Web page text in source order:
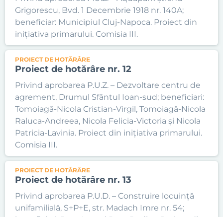
Grigorescu, Bvd. 1 Decembrie 1918 nr. 140A;
beneficiar: Municipiul Cluj-Napoca. Proiect din
inițiativa primarului. Comisia III.
PROIECT DE HOTĂRÂRE
Proiect de hotărâre nr. 12
Privind aprobarea P.U.Z. – Dezvoltare centru de
agrement, Drumul Sfântul Ioan-sud; beneficiari:
Tomoiagă-Nicola Cristian-Virgil, Tomoiagă-Nicola
Raluca-Andreea, Nicola Felicia-Victoria și Nicola
Patricia-Lavinia. Proiect din inițiativa primarului.
Comisia III.
PROIECT DE HOTĂRÂRE
Proiect de hotărâre nr. 13
Privind aprobarea P.U.D. – Construire locuință
unifamilială, S+P+E, str. Madach Imre nr. 54;